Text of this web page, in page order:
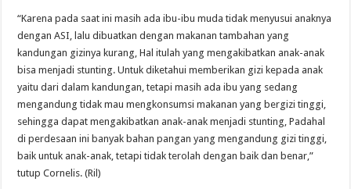
“Karena pada saat ini masih ada ibu-ibu muda tidak menyusui anaknya
dengan ASI, lalu dibuatkan dengan makanan tambahan yang
kandungan gizinya kurang, Hal itulah yang mengakibatkan anak-anak
bisa menjadi stunting. Untuk diketahui memberikan gizi kepada anak
yaitu dari dalam kandungan, tetapi masih ada ibu yang sedang
mengandung tidak mau mengkonsumsi makanan yang bergizi tinggi,
sehingga dapat mengakibatkan anak-anak menjadi stunting, Padahal
di perdesaan ini banyak bahan pangan yang mengandung gizi tinggi,
baik untuk anak-anak, tetapi tidak terolah dengan baik dan benar,”
tutup Cornelis. (Ril)